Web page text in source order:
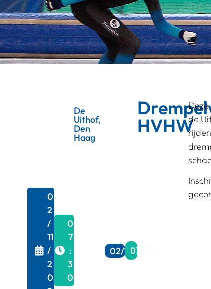
0
2
/
11
/
2
0
0
7
:
3
0
De
Uithof,
Den
Haag
02/11/2025
07:30
HVHWde